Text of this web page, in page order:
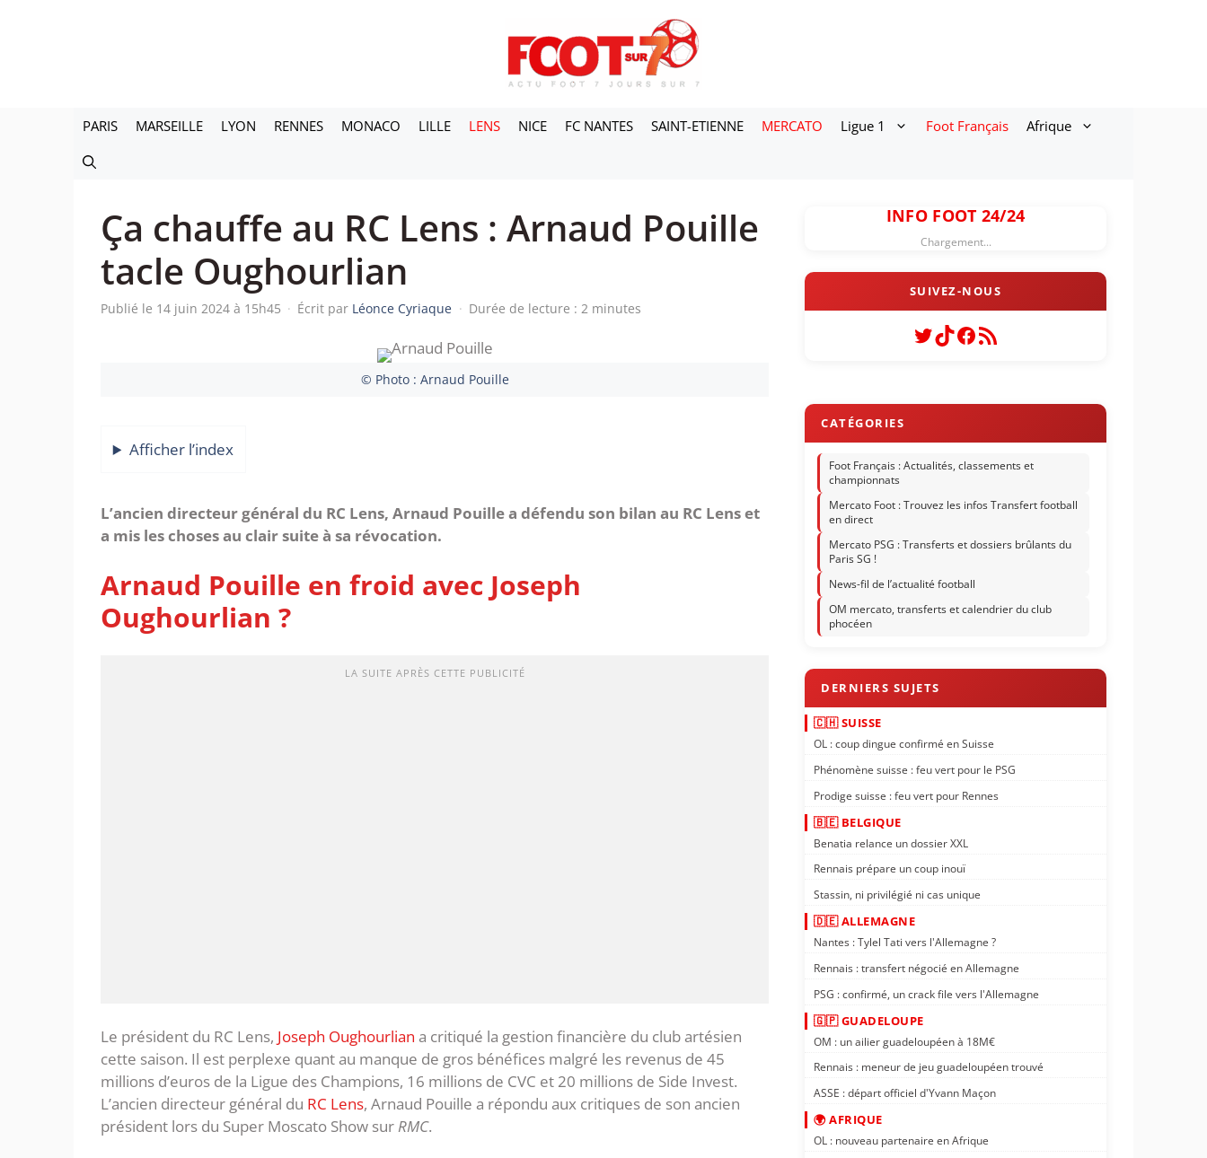
PARIS MARSEILLE LYON RENNES MONACO LILLE LENS NICE FC NANTES SAINT-ETIENNE MERCATO Ligue 1 Foot Français Afrique
Ça chauffe au RC Lens : Arnaud Pouille
tacle Oughourlian
Publié le 14 juin 2024 à 15h45 · Écrit par Léonce Cyriaque · Durée de lecture : 2 minutes
© Photo : Arnaud Pouille
Afficher l’index
L’ancien directeur général du RC Lens, Arnaud Pouille a défendu son bilan au RC Lens et
a mis les choses au clair suite à sa révocation.
Arnaud Pouille en froid avec Joseph
Oughourlian ?
LA SUITE APRÈS CETTE PUBLICITÉ
Le président du RC Lens, Joseph Oughourlian a critiqué la gestion financière du club artésien
cette saison. Il est perplexe quant au manque de gros bénéfices malgré les revenus de 45
millions d’euros de la Ligue des Champions, 16 millions de CVC et 20 millions de Side Invest.
L’ancien directeur général du RC Lens, Arnaud Pouille a répondu aux critiques de son ancien
président lors du Super Moscato Show sur RMC.
INFO FOOT 24/24
Chargement...
Twitter
TikTok
Facebook
Flux RSS
Foot Français : Actualités, classements et
championnats
Mercato Foot : Trouvez les infos Transfert football
en direct
Mercato PSG : Transferts et dossiers brûlants du
Paris SG !
News-fil de l’actualité football
OM mercato, transferts et calendrier du club
phocéen
🇨🇭 SUISSE
OL : coup dingue confirmé en Suisse
Phénomène suisse : feu vert pour le PSG
Prodige suisse : feu vert pour Rennes
🇧🇪 BELGIQUE
Benatia relance un dossier XXL
Rennais prépare un coup inouï
Stassin, ni privilégié ni cas unique
🇩🇪 ALLEMAGNE
Nantes : Tylel Tati vers l'Allemagne ?
Rennais : transfert négocié en Allemagne
PSG : confirmé, un crack file vers l'Allemagne
🇬🇵 GUADELOUPE
OM : un ailier guadeloupéen à 18M€
Rennais : meneur de jeu guadeloupéen trouvé
ASSE : départ officiel d'Yvann Maçon
🌍 AFRIQUE
OL : nouveau partenaire en Afrique